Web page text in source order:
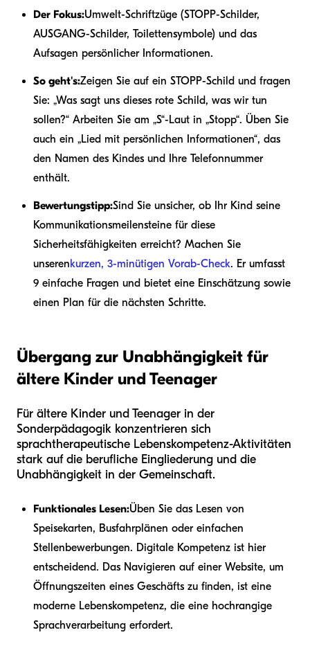
Der Fokus:Umwelt-Schriftzüge (STOPP-Schilder,
AUSGANG-Schilder, Toilettensymbole) und das
Aufsagen persönlicher Informationen.
So geht's:Zeigen Sie auf ein STOPP-Schild und fragen
Sie: „Was sagt uns dieses rote Schild, was wir tun
sollen?“ Arbeiten Sie am „S“-Laut in „Stopp“. Üben Sie
auch ein „Lied mit persönlichen Informationen“, das
den Namen des Kindes und Ihre Telefonnummer
enthält.
Bewertungstipp:Sind Sie unsicher, ob Ihr Kind seine
Kommunikationsmeilensteine für diese
Sicherheitsfähigkeiten erreicht? Machen Sie
unserenkurzen, 3-minütigen Vorab-Check. Er umfasst
9 einfache Fragen und bietet eine Einschätzung sowie
einen Plan für die nächsten Schritte.
Übergang zur Unabhängigkeit für
ältere Kinder und Teenager
Für ältere Kinder und Teenager in der
Sonderpädagogik konzentrieren sich
sprachtherapeutische Lebenskompetenz-Aktivitäten
stark auf die berufliche Eingliederung und die
Unabhängigkeit in der Gemeinschaft.
Funktionales Lesen:Üben Sie das Lesen von
Speisekarten, Busfahrplänen oder einfachen
Stellenbewerbungen. Digitale Kompetenz ist hier
entscheidend. Das Navigieren auf einer Website, um
Öffnungszeiten eines Geschäfts zu finden, ist eine
moderne Lebenskompetenz, die eine hochrangige
Sprachverarbeitung erfordert.